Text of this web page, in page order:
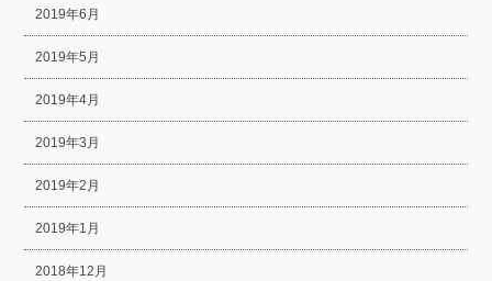
2019年6月
2019年5月
2019年4月
2019年3月
2019年2月
2019年1月
2018年12月